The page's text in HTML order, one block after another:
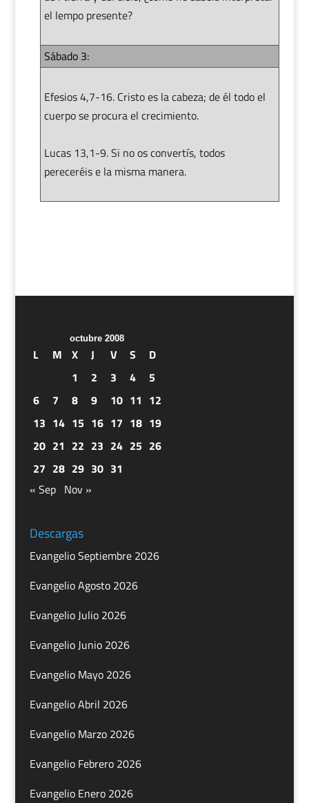
el lempo presente?
Sábado 3:
Efesios 4,7-16. Cristo es la cabeza; de él todo el
cuerpo se procura el crecimiento.
Lucas 13,1-9. Si no os convertís, todos
pereceréis e la misma manera.
octubre 2008
L M X J V S
D
1
2 3 4
5
6
7 8 9 10 11 12
13 14 15 16 17 18 19
20 21 22 23 24 25 26
27 28 29 30 31
« Sep Nov »
Descargas
Evangelio Septiembre 2026
Evangelio Agosto 2026
Evangelio Julio 2026
Evangelio Junio 2026
Evangelio Mayo 2026
Evangelio Abril 2026
Evangelio Marzo 2026
Evangelio Febrero 2026
Evangelio Enero 2026